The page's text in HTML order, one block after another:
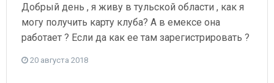
Добрый день , я живу в тульской области , как я
могу получить карту клуба? А в емексе она
работает ? Если да как ее там зарегистрировать ?
20 августа 2018